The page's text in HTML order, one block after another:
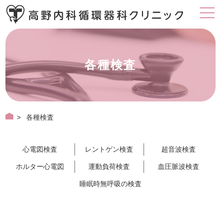
各種検査
>各種検査
心電図検査 レントゲン検査 超音波検査
ホルター心電図 運動負荷検査 血圧脈波検査
睡眠時無呼吸の検査